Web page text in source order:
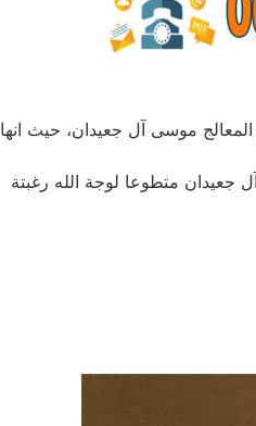
موسى آل جعيدان، حيث انها
جعيدان متطوعا لوجة الله رغبتة